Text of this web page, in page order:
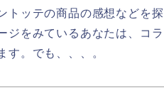
トッテの商品の感想などを
ジをみているあなたは、コ
す。でも、、、。